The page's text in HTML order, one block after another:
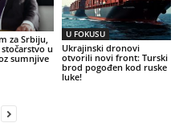
za Srbiju,
u
sumnjive
U FOKUSU
Ukrajinski dronovi
otvorili novi front: Turski
brod pogođen kod ruske
luke!